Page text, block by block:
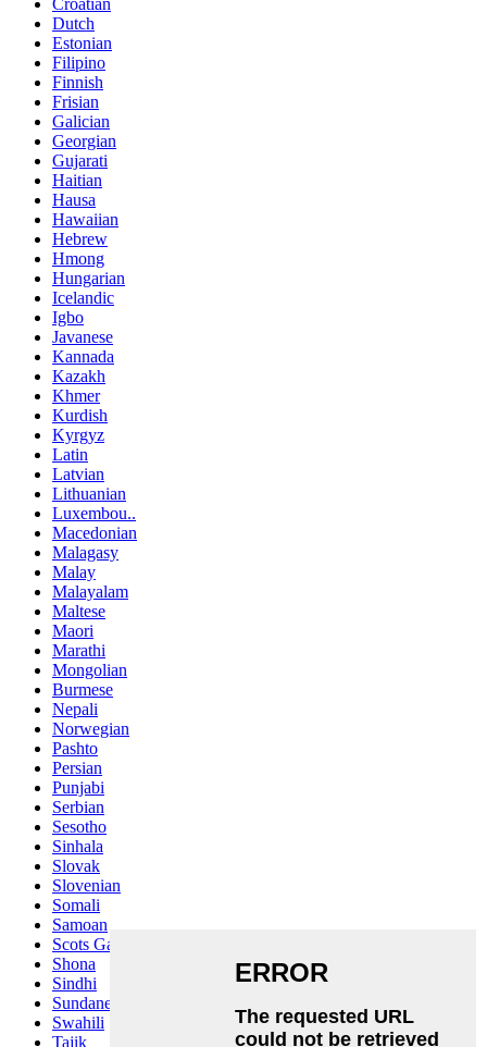
Dutch
Estonian
Filipino
Finnish
Frisian
Galician
Georgian
Gujarati
Haitian
Hausa
Hawaiian
Hebrew
Hmong
Hungarian
Icelandic
Igbo
Javanese
Kannada
Kazakh
Khmer
Kurdish
Kyrgyz
Latin
Latvian
Lithuanian
Luxembou..
Macedonian
Malagasy
Malay
Malayalam
Maltese
Maori
Marathi
Mongolian
Burmese
Nepali
Norwegian
Pashto
Persian
Punjabi
Serbian
Sesotho
Sinhala
Slovak
Slovenian
Somali
Samoan
Scots Gaelic
Shona
Sindhi
Sundanese
Swahili
Tajik